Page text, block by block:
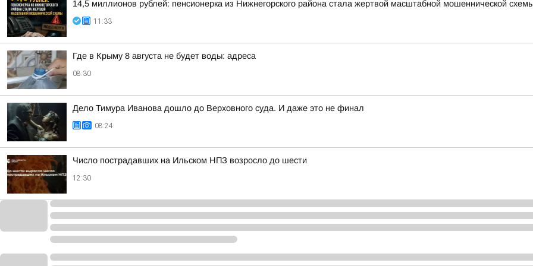
14,5 миллионов рублей: пенсионерка из Нижнегорского района стала жертвой масштабной мошеннической
11:33
Где в Крыму 8 августа не будет воды: адреса
08:30
Дело Тимура Иванова дошло до Верховного суда. И даже это не финал
08:24
Число пострадавших на Ильском НПЗ возросло до шести
12:30